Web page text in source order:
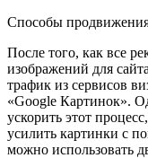
Способы
После того, как все
изображений для
трафик из сервисов
«Google Картинок».
ускорить этот
усилить картинки с
можно использовать